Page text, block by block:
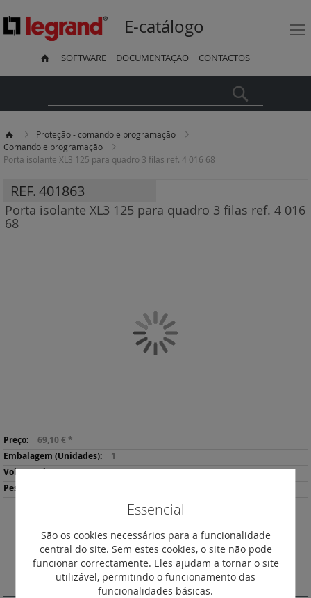
E-catálogo
SOFTWARE DOCUMENTAÇÃO CONTACTOS
Proteção - comando e programação
Comando e programação
Porta isolante XL3 125 para quadro 3 filas ref. 4 016 68
REF.401863
Porta isolante XL3 125 para quadro 3 filas ref. 4 016
68
Mais
informação
69,10 € *
1
10.31
Descarregar
Ficha de Produto
Imprimir
para
o
início
DESCRIÇÃO
Essencial
São os cookies necessários para a funcionalidade
central do site. Sem estes cookies, o site não pode
funcionar correctamente. Eles ajudam a tornar o site
utilizável, permitindo o funcionamento das
funcionalidades básicas.